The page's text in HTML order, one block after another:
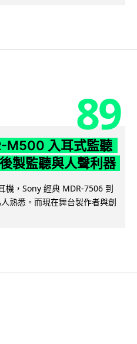
89
M500 入耳式監聽
製監聽與人聲利器
機，Sony 經典 MDR-7506 到
熟悉。而現在舞台製作者與創